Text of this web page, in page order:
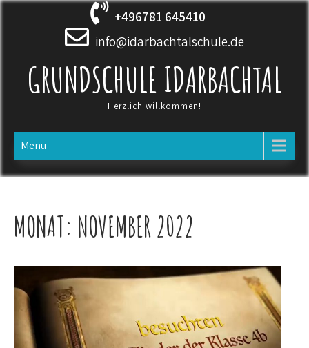
Skip
+496781 645410
info@idarbachtalschule.de
GRUNDSCHULE IDARBACHTAL
Herzlich willkommen!
Menu
MONAT: NOVEMBER 2022